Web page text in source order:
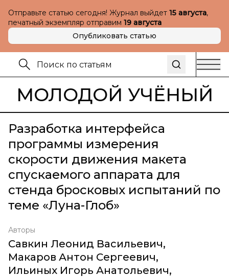
Отправьте статью сегодня! Журнал выйдет 15 августа,
печатный экземпляр отправим 19 августа
Опубликовать статью
МОЛОДОЙ УЧЁНЫЙ
Разработка интерфейса
программы измерения
скорости движения макета
спускаемого аппарата для
стенда бросковых испытаний по
теме «Луна-Глоб»
Авторы
Савкин Леонид Васильевич,
Макаров Антон Сергеевич,
Ильиных Игорь Анатольевич,